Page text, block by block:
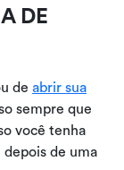
DE
de abrir sua
sempre que
você tenha
de uma